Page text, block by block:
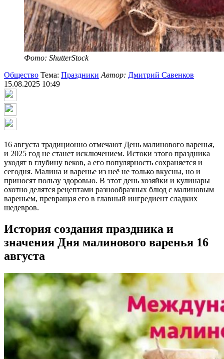
Фото: ShutterStock
Общество Тема: Праздники Автор: Дмитрий Савенков
15.08.2025 10:49
16 августа традиционно отмечают День малинового варенья,
и 2025 год не станет исключением. Истоки этого праздника
уходят в глубину веков, а его популярность сохраняется и
сегодня. Малина и варенье из неё не только вкусны, но и
приносят пользу здоровью. В этот день хозяйки и кулинары
охотно делятся рецептами разнообразных блюд с малиновым
вареньем, превращая его в главный ингредиент сладких
шедевров.
История создания праздника и
значения Дня малинового варенья 16
августа